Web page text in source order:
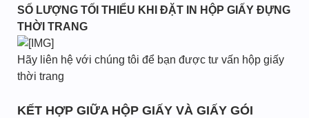
SỐ LƯỢNG TỐI THIỂU KHI ĐẶT IN HỘP GIẤY ĐỰNG
THỜI TRANG
Hãy liên hệ với chúng tôi để bạn được tư vấn hộp giấy
thời trang
KẾT HỢP GIỮA HỘP GIẤY VÀ GIẤY GÓI